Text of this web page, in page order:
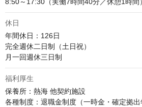
8:50～17:30（実働7時間40分／休憩1時間）
休日
年間休日：126日
完全週休二日制（土日祝）
月一回週休三日制
福利厚生
保養所：熱海 他契約施設
各種制度：退職金制度（一時金・確定拠出